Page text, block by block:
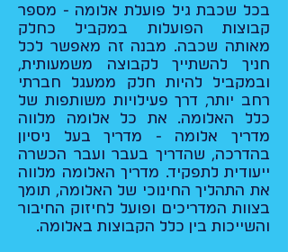
בכל שכבת גיל פועלת אלומה - מספר
קבוצות הפועלות במקביל כחלק
מאותה שכבה. מבנה זה מאפשר לכל
חניך להשתייך לקבוצה משמעותית,
ובמקביל להיות חלק ממעגל חברתי
רחב יותר, דרך פעילויות משותפות של
כלל האלומה. את כל אלומה מלווה
מדריך אלומה - מדריך בעל ניסיון
בהדרכה, שהדריך בעבר ועבר הכשרה
ייעודית לתפקיד. מדריך האלומה מלווה
את התהליך החינוכי של האלומה, תומך
בצוות המדריכים ופועל לחיזוק החיבור
והשייכות בין כלל הקבוצות באלומה.​